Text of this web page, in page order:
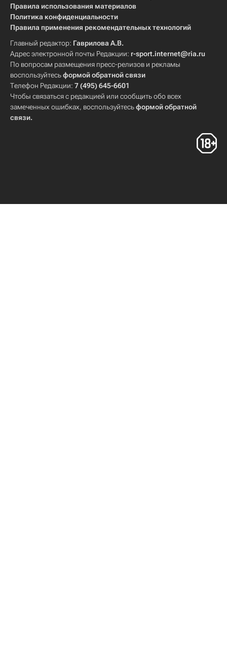
Правила использования материалов
Политика конфиденциальности
Правила применения рекомендательных технологий
Главный редактор: Гаврилова А.В.
Адрес электронной почты Редакции: r-sport.internet@ria.ru
По вопросам размещения пресс-релизов и рекламы
воспользуйтесьформой обратной связи
Телефон Редакции: 7 (495) 645-6601
Чтобы связаться с редакцией или сообщить обо всех
замеченных ошибках, воспользуйтесьформой обратной
связи.